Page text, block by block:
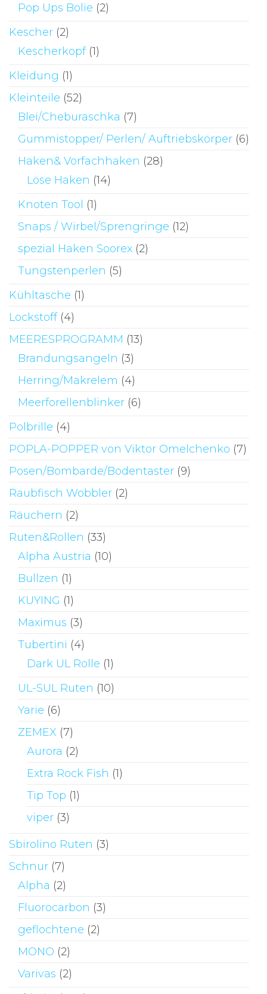
Pop Ups Bolie (2)
Kescher (2)
Kescherkopf (1)
Kleidung (1)
Kleinteile (52)
Blei/Cheburaschka (7)
Gummistopper/ Perlen/ Auftriebskörper (6)
Haken& Vorfachhaken (28)
Löse Haken (14)
Knoten Tool (1)
Snaps / Wirbel/Sprengringe (12)
spezial Haken Soorex (2)
Tungstenperlen (5)
Kühltasche (1)
Lockstoff (4)
MEERESPROGRAMM (13)
Brandungsangeln (3)
Herring/Makrelem (4)
Meerforellenblinker (6)
Polbrille (4)
POPLA-POPPER von Viktor Omelchenko (7)
Posen/Bombarde/Bodentaster (9)
Raubfisch Wobbler (2)
Räuchern (2)
Ruten&Rollen (33)
Alpha Austria (10)
Bullzen (1)
KUYING (1)
Maximus (3)
Tubertini (4)
Dark UL Rolle (1)
UL-SUL Ruten (10)
Yarie (6)
ZEMEX (7)
Aurora (2)
Extra Rock Fish (1)
Tip Top (1)
viper (3)
Sbirolino Ruten (3)
Schnur (7)
Alpha (2)
Fluorocarbon (3)
geflochtene (2)
MONO (2)
Varivas (2)